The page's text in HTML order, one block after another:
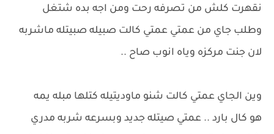
نقهرت كلش من تصرفه رحت ومن اجه بده شتغل
وطلب جاي من عمتي عمتي كالت صبيله صبيتله ماشربه
لان جنت مركزه وياه انوب صاح ..
وين الجاي عمتي كالت شنو ماوديتيله كتلها مبله يمه
هو كال بارد .. عمتي صيتله جديد وبسرعه شربه مدري